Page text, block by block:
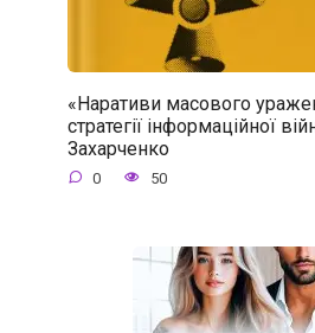
«Наративи масового
стратегії інформаційної
Захарченко
0 50